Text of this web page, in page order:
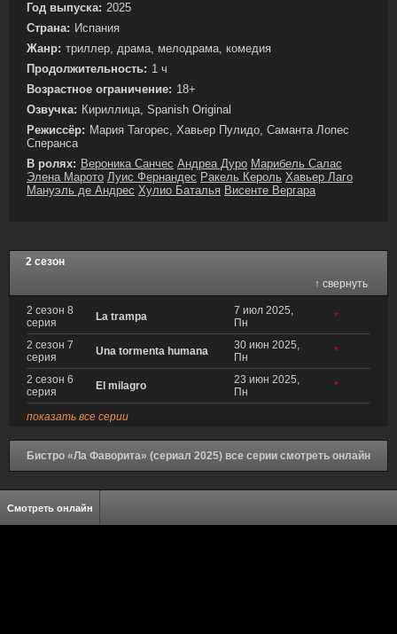
Год выпуска: 2025
Страна: Испания
Жанр: триллер, драма, мелодрама, комедия
Продолжительность: 1 ч
Возрастное ограничение: 18+
Озвучка: Кириллица, Spanish Original
Режиссёр: Мария Тагорес, Хавьер Пулидо, Саманта Лопес
Сперанса
В ролях: Вероника Санчес Андреа Дуро Марибель Салас
Элена Марото Луис Фернандес Ракель Кероль Хавьер Лаго
Мануэль де Андрес Хулио Баталья Висенте Вергара
2 сезон
↑ свернуть
2 сезон 8
серия
La trampa
7 июл 2025,
Пн
*
2 сезон 7
серия
Una tormenta humana
30 июн 2025,
Пн
*
2 сезон 6
серия
El milagro
23 июн 2025,
Пн
*
показать все серии
Бистро «Ла Фаворита» (сериал 2025) все серии смотреть онлайн
Смотреть онлайн